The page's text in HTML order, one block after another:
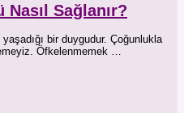
Sağlanır?
bir duygudur. Çoğunlukla
Öfkelenmemek …